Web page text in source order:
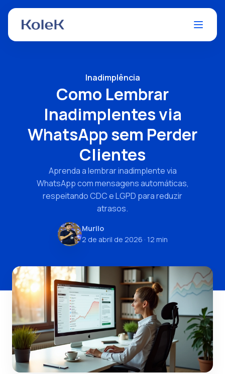
Inadimplência
Como Lembrar
Inadimplentes via
WhatsApp sem Perder
Clientes
Aprenda a lembrar inadimplente via
WhatsApp com mensagens automáticas,
respeitando CDC e LGPD para reduzir
atrasos.
Murilo
2 de abril de 2026 · 12 min